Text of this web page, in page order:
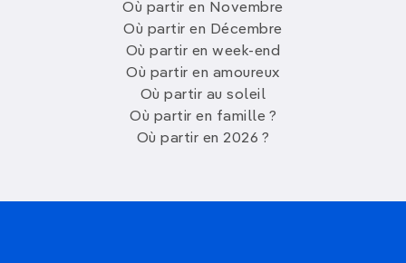
Où partir en Novembre
Où partir en Décembre
Où partir en week-end
Où partir en amoureux
Où partir au soleil
Où partir en famille ?
Où partir en 2026 ?